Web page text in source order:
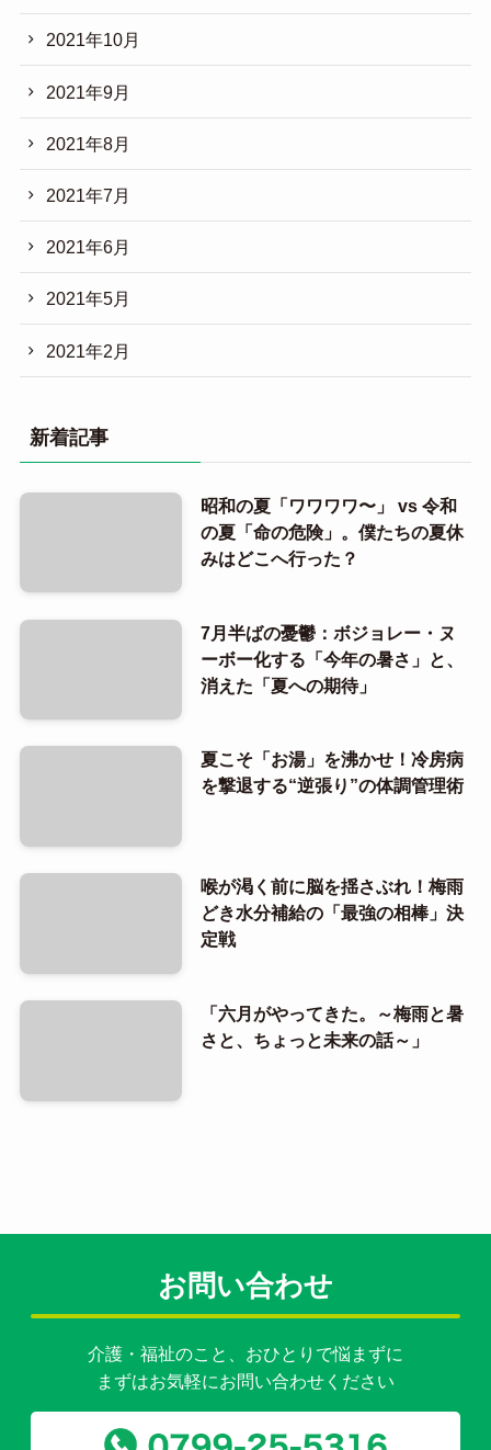
2021年10月
2021年9月
2021年8月
2021年7月
2021年6月
2021年5月
2021年2月
新着記事
昭和の夏「ワワワワ〜」 vs 令和
の夏「命の危険」。僕たちの夏休
みはどこへ行った？
7月半ばの憂鬱：ボジョレー・ヌ
ーボー化する「今年の暑さ」と、
消えた「夏への期待」
夏こそ「お湯」を沸かせ！冷房病
を撃退する“逆張り”の体調管理術
喉が渇く前に脳を揺さぶれ！梅雨
どき水分補給の「最強の相棒」決
定戦
「六月がやってきた。～梅雨と暑
さと、ちょっと未来の話～」
お問い合わせ
介護・福祉のこと、おひとりで悩まずに
まずはお気軽にお問い合わせください